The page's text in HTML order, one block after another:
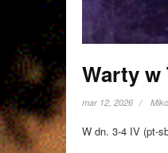
Warty w
mar 12, 2026
W dn. 3-4 IV (pt-